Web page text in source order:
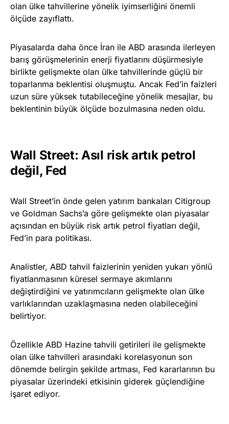
olan ülke tahvillerine yönelik iyimserliğini önemli
ölçüde zayıflattı.
Piyasalarda daha önce İran ile ABD arasında ilerleyen
barış görüşmelerinin enerji fiyatlarını düşürmesiyle
birlikte gelişmekte olan ülke tahvillerinde güçlü bir
toparlanma beklentisi oluşmuştu. Ancak Fed’in faizleri
uzun süre yüksek tutabileceğine yönelik mesajlar, bu
beklentinin büyük ölçüde bozulmasına neden oldu.
Wall Street: Asıl risk artık petrol
değil, Fed
Wall Street’in önde gelen yatırım bankaları Citigroup
ve Goldman Sachs’a göre gelişmekte olan piyasalar
açısından en büyük risk artık petrol fiyatları değil,
Fed’in para politikası.
Analistler, ABD tahvil faizlerinin yeniden yukarı yönlü
fiyatlanmasının küresel sermaye akımlarını
değiştirdiğini ve yatırımcıların gelişmekte olan ülke
varlıklarından uzaklaşmasına neden olabileceğini
belirtiyor.
Özellikle ABD Hazine tahvili getirileri ile gelişmekte
olan ülke tahvilleri arasındaki korelasyonun son
dönemde belirgin şekilde artması, Fed kararlarının bu
piyasalar üzerindeki etkisinin giderek güçlendiğine
işaret ediyor.